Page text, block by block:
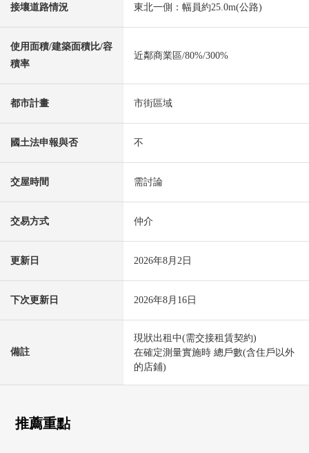
接壤道路情況 東北一側：幅員約25.0m(公路)
使用面積/建築面積比/容
積率
近鄰商業區/80%/300%
都市計畫 市街區域
國土法申報與否 不
交屋時間 需討論
交易方式 仲介
更新日 2026年8月2日
下次更新日 2026年8月16日
備註
現狀出租中(需交接租賃契約)
在確定測量實施時 總戶數(含住戶以外
的店鋪)
推薦重點